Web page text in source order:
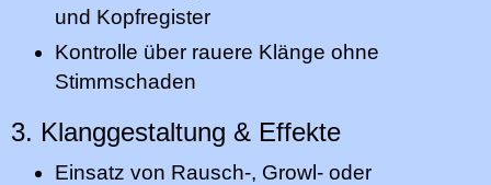
und Kopfregister
Kontrolle über rauere Klänge ohne
Stimmschaden
3. Klanggestaltung & Effekte
Einsatz von Rausch-, Growl- oder